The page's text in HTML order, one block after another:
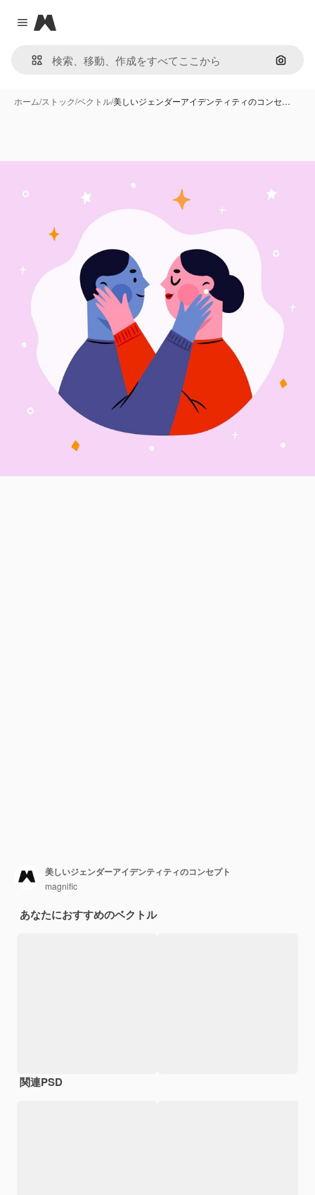
Close menu
Magnific
画像で
ホーム/ストック/ベクトル/美しいジェンダーアイデンティティのコンセ…
美しいジェンダーアイデンティティのコンセプト
magnific
あなたにおすすめのベクトル
関連PSD